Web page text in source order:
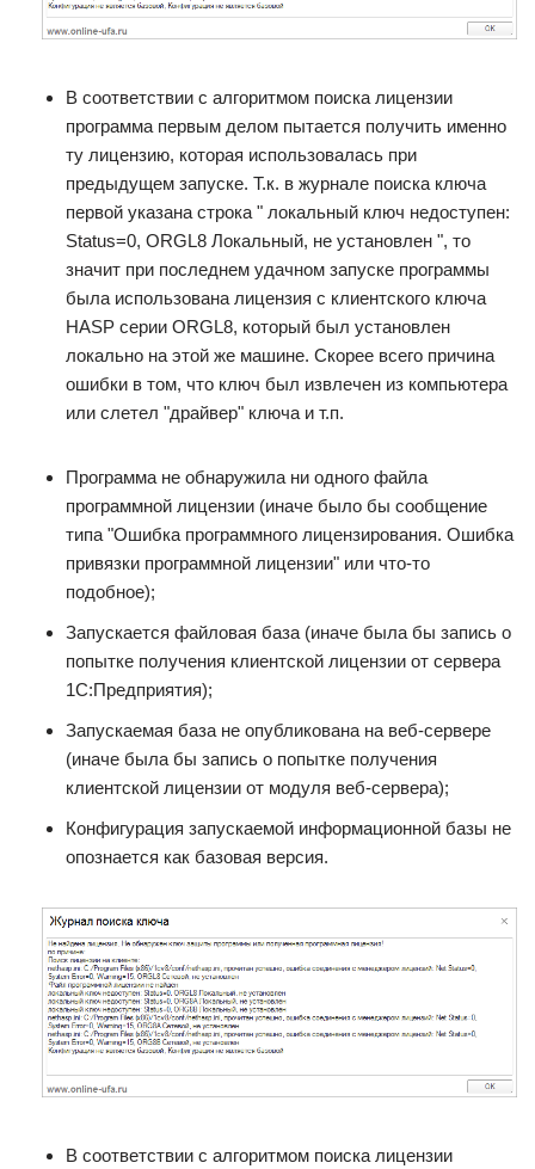
В соответствии с алгоритмом поиска лицензии
программа первым делом пытается получить именно
ту лицензию, которая использовалась при
предыдущем запуске. Т.к. в журнале поиска ключа
первой указана строка " локальный ключ недоступен:
Status=0, ORGL8 Локальный, не установлен ", то
значит при последнем удачном запуске программы
была использована лицензия с клиентского ключа
HASP серии ORGL8, который был установлен
локально на этой же машине. Скорее всего причина
ошибки в том, что ключ был извлечен из компьютера
или слетел "драйвер" ключа и т.п.
Программа не обнаружила ни одного файла
программной лицензии (иначе было бы сообщение
типа "Ошибка программного лицензирования. Ошибка
привязки программной лицензии" или что-то
подобное);
Запускается файловая база (иначе была бы запись о
попытке получения клиентской лицензии от сервера
1С:Предприятия);
Запускаемая база не опубликована на веб-сервере
(иначе была бы запись о попытке получения
клиентской лицензии от модуля веб-сервера);
Конфигурация запускаемой информационной базы не
опознается как базовая версия.
В соответствии с алгоритмом поиска лицензии